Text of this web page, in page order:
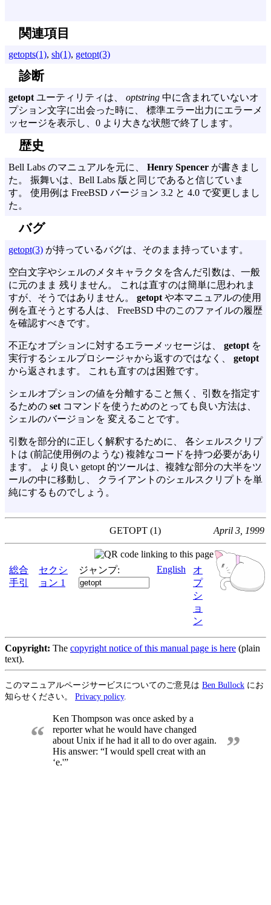
関連項目
getopts(1), sh(1), getopt(3)
診断
getopt ユーティリティは、 optstring 中に含まれていないオ
プション文字に出会った時に、 標準エラー出力にエラーメ
ッセージを表示し、0 より大きな状態で終了します。
歴史
Bell Labs のマニュアルを元に、 Henry Spencer が書きまし
た。 振舞いは、Bell Labs 版と同じであると信じていま
す。 使用例は FreeBSD バージョン 3.2 と 4.0 で変更しまし
た。
バグ
getopt(3) が持っているバグは、そのまま持っています。
空白文字やシェルのメタキャラクタを含んだ引数は、一般
に元のまま 残りません。 これは直すのは簡単に思われま
すが、そうではありません。 getopt や本マニュアルの使用
例を直そうとする人は、 FreeBSD 中のこのファイルの履歴
を確認すべきです。
不正なオプションに対するエラーメッセージは、 getopt を
実行するシェルプロシージャから返すのではなく、 getopt
から返されます。 これも直すのは困難です。
シェルオプションの値を分離すること無く、引数を指定す
るための set コマンドを使うためのとっても良い方法は、
シェルのバージョンを 変えることです。
引数を部分的に正しく解釈するために、 各シェルスクリプ
トは (前記使用例のような) 複雑なコードを持つ必要があり
ます。 より良い getopt 的ツールは、複雑な部分の大半をツ
ールの中に移動し、 クライアントのシェルスクリプトを単
純にするものでしょう。
GETOPT (1) April 3, 1999
総合
手引
セクシ
ョン 1
ジャンプ: English
オ
プ
シ
ョ
ン
Copyright: The copyright notice of this manual page is here (plain
text).
このマニュアルページサービスについてのご意見は Ben Bullock にお
知らせください。 Privacy policy.
“
Ken Thompson was once asked by a
reporter what he would have changed
about Unix if he had it all to do over again.
His answer: “I would spell creat with an
‘e.'”
”